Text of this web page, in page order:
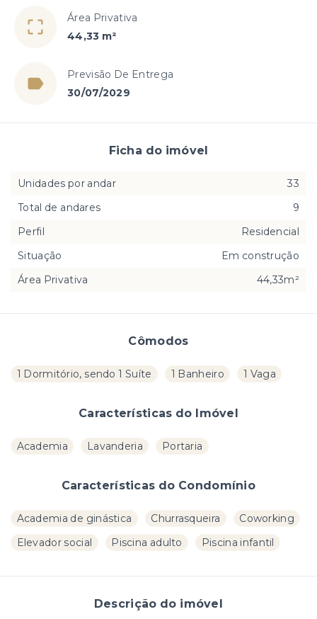
Área Privativa
44,33 m²
Previsão De Entrega
30/07/2029
Cômodos
1 Dormitório, sendo 1 Suíte 1 Banheiro 1 Vaga
Características do Imóvel
Academia Lavanderia Portaria
Características do Condomínio
Academia de ginástica Churrasqueira
Coworking
Elevador social
Piscina adulto Piscina infantil
Descrição do imóvel
Ficha do imóvel
Unidades por andar
33
Total de andares
9
Perfil
Residencial
Situação
Em construção
Área Privativa
44,33m²